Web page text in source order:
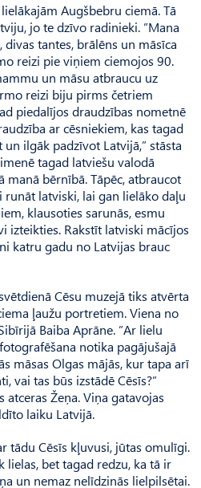
Augšbebru ciemā. Tā
jo te dzīvo radinieki. ”Mana
tantes, brālēns un māsīca
reizi pie viņiem ciemojos 90.
un māsu atbraucu uz
reizi biju pirms četriem
piedalījos draudzības nometnē
ar cēsniekiem, kas tagad
ilgāk padzīvot Latvijā,” stāsta
tagad latviešu valodā
manā bērnībā. Tāpēc, atbraucot
runāt latviski, lai gan lielāko daļu
klausoties sarunās, esmu
izteikties. Rakstīt latviski mācījos
katru gadu no Latvijas brauc
Cēsu muzejā tiks atvērta
ļaužu portretiem. Viena no
Baiba Aprāne. ”Ar lielu
notika pagājušajā
māsas Olgas mājās, kur tapa arī
vai tas būs izstādē Cēsīs?”
Žeņa. Viņa gatavojas
laiku Latvijā.
tādu Cēsīs kļuvusi, jūtas omulīgi.
lielas, bet tagad redzu, ka tā ir
un nemaz nelīdzinās lielpilsētai.